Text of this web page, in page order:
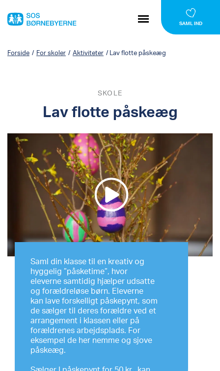
SAML IND
Forside / For skoler / Aktiviteter / Lav flotte påskeæg
SKOLE
Lav flotte påskeæg
Saml din klasse til en kreativ og
hyggelig ”påsketime”, hvor
eleverne samtidig hjælper udsatte
og forældreløse børn. Eleverne
kan lave forskelligt påskepynt, som
de sælger til deres forældre ved et
arrangement i klassen eller på
forældrenes arbejdsplads. For
eksempel de her nemme og sjove
påskeæg.